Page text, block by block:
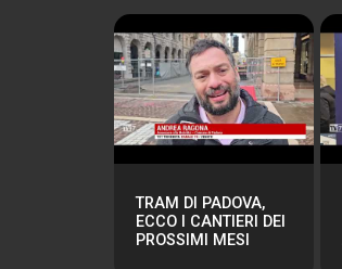
TRAM DI PADOVA,
ECCO I CANTIERI DEI
PROSSIMI MESI